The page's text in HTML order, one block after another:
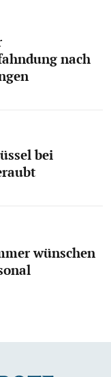
nach
bei
wünschen